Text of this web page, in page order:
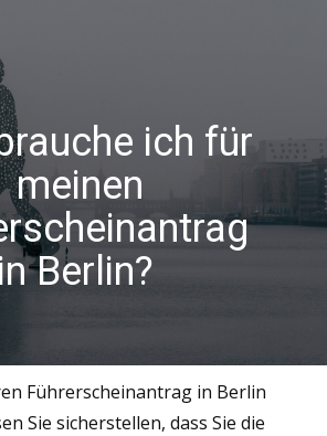
ich für
meinen
Berlin?
Führerscheinantrag in Berlin
Sie sicherstellen, dass Sie die